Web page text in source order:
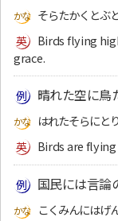
そらたかくとぶ
Birds flying
grace.
晴れた空に鳥
はれたそらにと
Birds are
国民には言論
こくみんにはげ